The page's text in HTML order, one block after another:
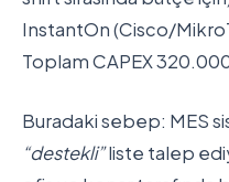
InstantOn (Cisco/
Toplam CAPEX
Buradaki sebep: MES
“destekli”liste talep